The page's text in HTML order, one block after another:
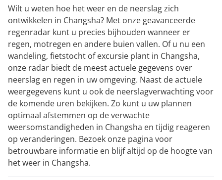
Wilt u weten hoe het weer en de neerslag zich
ontwikkelen in Changsha? Met onze geavanceerde
regenradar kunt u precies bijhouden wanneer er
regen, motregen en andere buien vallen. Of u nu een
wandeling, fietstocht of excursie plant in Changsha,
onze radar biedt de meest actuele gegevens over
neerslag en regen in uw omgeving. Naast de actuele
weergegevens kunt u ook de neerslagverwachting voor
de komende uren bekijken. Zo kunt u uw plannen
optimaal afstemmen op de verwachte
weersomstandigheden in Changsha en tijdig reageren
op veranderingen. Bezoek onze pagina voor
betrouwbare informatie en blijf altijd op de hoogte van
het weer in Changsha.